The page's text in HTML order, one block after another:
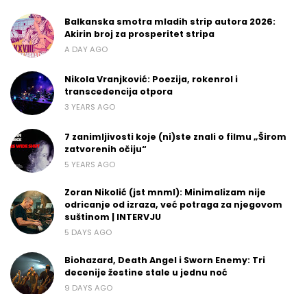
Balkanska smotra mladih strip autora 2026:
Akirin broj za prosperitet stripa
A DAY AGO
Nikola Vranjković: Poezija, rokenrol i
transcedencija otpora
3 YEARS AGO
7 zanimljivosti koje (ni)ste znali o filmu „Širom
zatvorenih očiju“
5 YEARS AGO
Zoran Nikolić (jst mnml): Minimalizam nije
odricanje od izraza, već potraga za njegovom
suštinom | INTERVJU
5 DAYS AGO
Biohazard, Death Angel i Sworn Enemy: Tri
decenije žestine stale u jednu noć
9 DAYS AGO